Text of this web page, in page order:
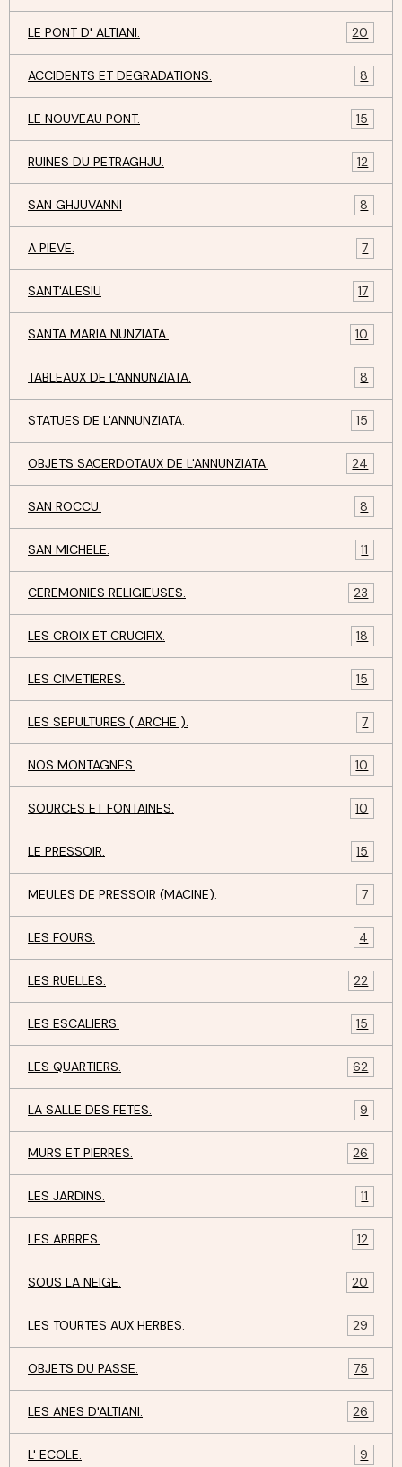
LE PONT D' ALTIANI. 20
ACCIDENTS ET DEGRADATIONS. 8
LE NOUVEAU PONT. 15
RUINES DU PETRAGHJU. 12
SAN GHJUVANNI 8
A PIEVE. 7
SANT'ALESIU 17
SANTA MARIA NUNZIATA. 10
TABLEAUX DE L'ANNUNZIATA. 8
STATUES DE L'ANNUNZIATA. 15
OBJETS SACERDOTAUX DE L'ANNUNZIATA. 24
SAN ROCCU. 8
SAN MICHELE. 11
CEREMONIES RELIGIEUSES. 23
LES CROIX ET CRUCIFIX. 18
LES CIMETIERES. 15
LES SEPULTURES ( ARCHE ). 7
NOS MONTAGNES. 10
SOURCES ET FONTAINES. 10
LE PRESSOIR. 15
MEULES DE PRESSOIR (MACINE). 7
LES FOURS. 4
LES RUELLES. 22
LES ESCALIERS. 15
LES QUARTIERS. 62
LA SALLE DES FETES. 9
MURS ET PIERRES. 26
LES JARDINS. 11
LES ARBRES. 12
SOUS LA NEIGE. 20
LES TOURTES AUX HERBES. 29
OBJETS DU PASSE. 75
LES ANES D'ALTIANI. 26
L' ECOLE. 9